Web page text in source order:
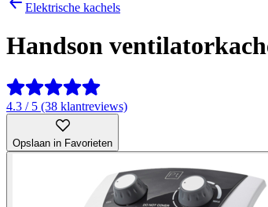
Elektrische kachels
Handson
4.3 / 5 (38 klantreviews)
Opslaan in Favorieten